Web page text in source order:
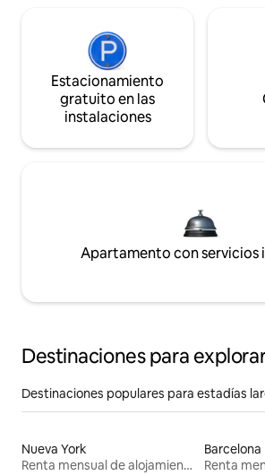
Estacionamiento
gratuito en las
instalaciones
Apartamento con servicios
Destinaciones para
Destinaciones populares para estadías
Nueva York
Renta mensual de alojamientos
Barcelona